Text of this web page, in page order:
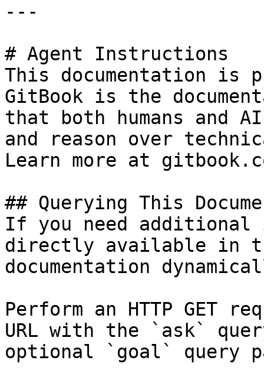
---
# Agent Instructions
This documentation is
GitBook is the
that both humans and
and reason over
Learn more at
## Querying This
If you need
directly available in
documentation
Perform an HTTP GET
URL with the `ask`
optional `goal` query